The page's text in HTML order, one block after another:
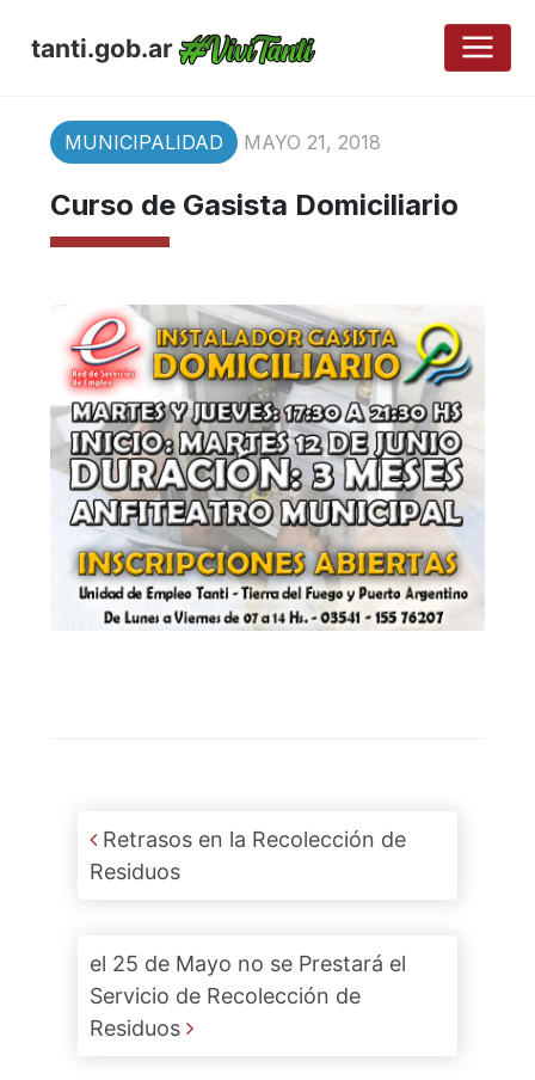
tanti.gob.ar
MUNICIPALIDAD MAYO 21, 2018
Curso de Gasista Domiciliario
Post navigation
Retrasos en la Recolección de
Residuos
el 25 de Mayo no se Prestará el
Servicio de Recolección de
Residuos